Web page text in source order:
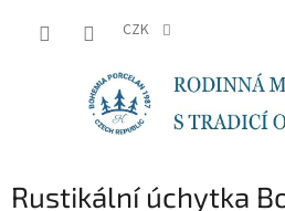
CZK
Rustikální úchytka